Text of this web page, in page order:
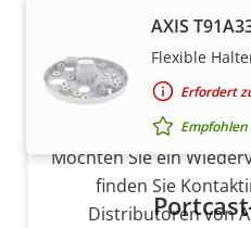
AXIS
Flexible
Erfordert
Möchten Sie Axis
verkaufen?
Möchten Sie ein
finden Sie
Distributoren von